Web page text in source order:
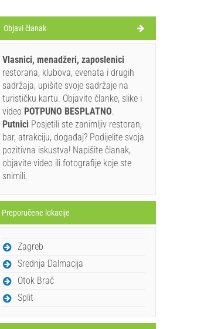
Objavi članak
Vlasnici, menadžeri, zaposlenici
restorana, klubova, evenata i drugih
sadržaja, upišite svoje sadržaje na
turističku kartu. Objavite članke, slike i
video POTPUNO BESPLATNO.
Putnici Posjetili ste zanimljiv restoran,
bar, atrakciju, događaj? Podijelite svoja
pozitivna iskustva! Napišite članak,
objavite video ili fotografije koje ste
snimili.
Preporučene lokacije
Zagreb
Srednja Dalmacija
Otok Brač
Split